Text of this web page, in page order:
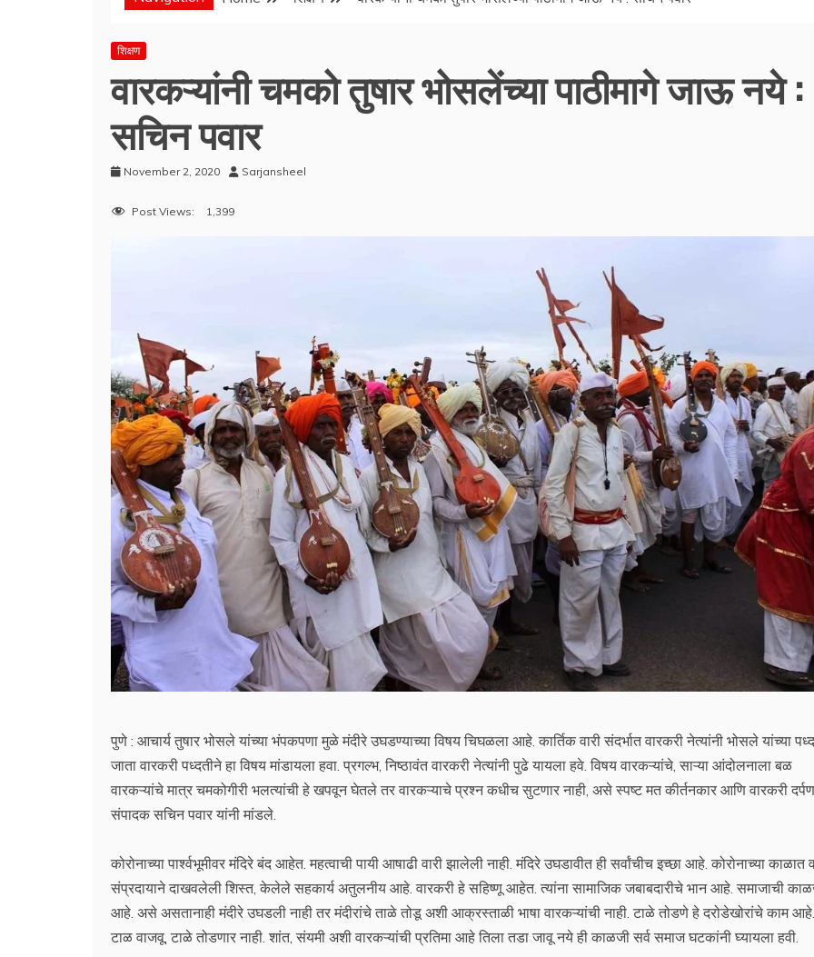
शिक्षण
वारकऱ्यांनी चमको तुषार भोसलेंच्या पाठीमागे जाऊ नये :
सचिन पवार
November 2, 2020 Sarjansheel
Post Views: 1,399
पुणे : आचार्य तुषार भोसले यांच्या भंपकपणा मुळे मंदीरे उघडण्याच्या विषय चिघळला आहे. कार्तिक वारी संदर्भात वारकरी नेत्यांनी भोसले यांच्या
जाता वारकरी पध्दतीने हा विषय मांडायला हवा. प्रगल्भ, निष्ठावंत वारकरी नेत्यांनी पुढे यायला हवे. विषय वारकऱ्यांचे, साऱ्या आंदोलनाला बळ
वारकऱ्यांचे मात्र चमकोगीरी भलत्यांची हे खपवून घेतले तर वारकऱ्याचे प्रश्न कधीच सुटणार नाही, असे स्पष्ट मत कीर्तनकार आणि वारकरी
संपादक सचिन पवार यांनी मांडले.
कोरोनाच्या पार्श्वभूमीवर मंदिरे बंद आहेत. महत्वाची पायी आषाढी वारी झालेली नाही. मंदिरे उघडावीत ही सर्वांचीच इच्छा आहे. कोरोनाच्या काळात
संप्रदायाने दाखवलेली शिस्त, केलेले सहकार्य अतुलनीय आहे. वारकरी हे सहिष्णू आहेत. त्यांना सामाजिक जबाबदारीचे भान आहे. समाजाची
आहे. असे असतानाही मंदीरे उघडली नाही तर मंदीरांचे ताळे तोडू अशी आक्रस्ताळी भाषा वारकऱ्यांची नाही. टाळे तोडणे हे दरोडेखोरांचे काम
टाळ वाजवू, टाळे तोडणार नाही. शांत, संयमी अशी वारकऱ्यांची प्रतिमा आहे तिला तडा जावू नये ही काळजी सर्व समाज घटकांनी घ्यायला हवी.